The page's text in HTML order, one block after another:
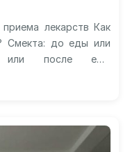
лекарств Как
Смекта: до еды или
или после еды